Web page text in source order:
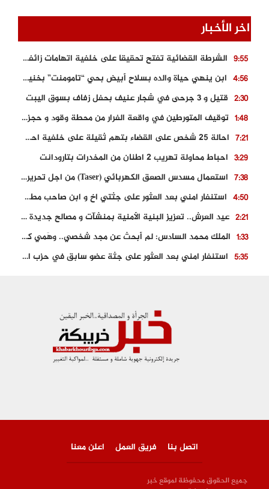
اخر الأخبار
9:55
الشرطة القضائية تفتح تحقيقا على خلفية اتهامات زائفة أدلت بها مرشحة للهجرة السرية
4:56
ابن ينهي حياة والده بسلاح أبيض بحي “تامومنت” بخنيفرة
2:30 قتيل و 3 جرحى في شجار عنيف بحفل زفاف بسوق اليبت
1:48
توقيف المتورطين في واقعة الفرار من محطة وقود و حجز السيارة
7:21
احالة 25 شخص على القضاء بتهم ثقيلة على خلفية احداث المناطق الشمالية
3:29 احباط محاولة تهريب 2 اطنان من المخدرات بتارودانت
7:38
استعمال مسدس الصعق الكهربائي (Taser) من اجل تحرير شابة محتجزة
4:50
استنفار امني بعد العثور على جثتي اخ و ابن صاحب مطعم اسماك مشهور بطنجة
2:21
عيد العرش.. تعزيز البنية الأمنية بمنشآت و مصالح جديدة بكل من الحسيمة – فاس و الناظور
1:33
الملك محمد السادس: لم أبحث عن مجد شخصي.. وهَمي كرامة المغاربة
5:35
استنفار امني بعد العثور على جثة عضو سابق في حزب المصباح بالقنيطرة..
العثور على سبعينية جثة هامدة بمقر سكناها بمراكش
اتصل بنا فريق العمل اعلن معنا
جميع الحقوق محفوظة لموقع خبر